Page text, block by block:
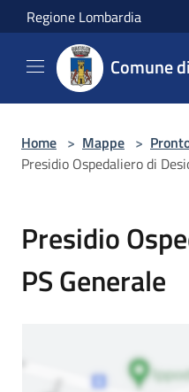
Salta al contenuto principale
Regione Lombardia
Comune
Home > Mappe >
Presidio Ospedaliero di
Presidio
PS Generale